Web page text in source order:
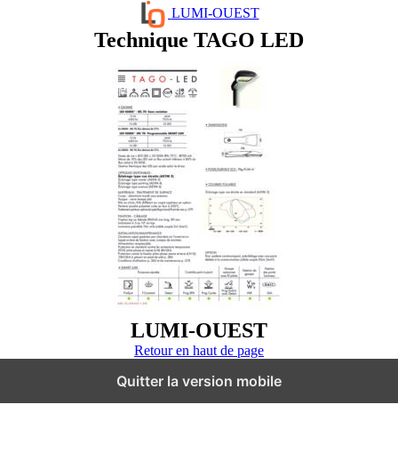
LUMI-OUEST
Technique TAGO LED
LUMI-OUEST
Retour en haut de page
Quitter la version mobile